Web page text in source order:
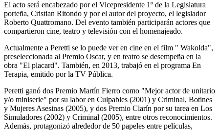
El acto será encabezado por el Vicepresidente 1º de la Legislatura
porteña, Cristian Ritondo y por el autor del proyecto, el legislador
Roberto Quattromano. Del evento también participarán actores que
compartieron cine, teatro y televisión con el homenajeado.
Actualmente a Peretti se lo puede ver en cine en el film " Wakolda",
preseleccionada al Premio Oscar, y en teatro se desempeña en la
obra "El placard". También, en 2013, trabajó en el programa En
Terapia, emitido por la TV Pública.
Peretti ganó dos Premio Martín Fierro como "Mejor actor de unitario
y/o miniserie" por su labor en Culpables (2001) y Criminal, Botines
y Mujeres Asesinas (2005), y dos Premio Clarín por su tarea en Los
Simuladores (2002) y Criminal (2005), entre otros reconocimientos.
Además, protagonizó alrededor de 50 papeles entre películas,